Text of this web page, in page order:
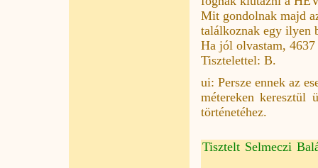
Mit gondolnak majd
találkoznak egy ilyen
Ha jól olvastam,
Tisztelettel: B.
ui: Persze ennek az
métereken keresztül
történetéhez.
Tisztelt Selmeczi